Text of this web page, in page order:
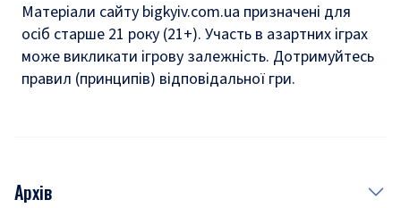
Матеріали сайту bigkyiv.com.ua призначені для
осіб старше 21 року (21+). Участь в азартних іграх
може викликати ігрову залежність. Дотримуйтесь
правил (принципів) відповідальної гри.
Архів